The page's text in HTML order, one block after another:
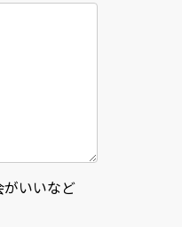
いいなど